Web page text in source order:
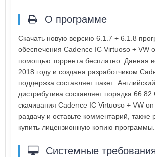
О программе
Скачать новую версию 6.1.7 + 6.1.8
обеспечения Cadence IC Virtuoso + VW
помощью торрента бесплатно. Данная
2018 году и создана разработчиком
поддержка составляет пакет:
дистрибутива составляет порядка
скачивания Cadence IC Virtuoso + VW
раздачу и оставьте комментарий, также
купить лицензионную копию программы.
Системные